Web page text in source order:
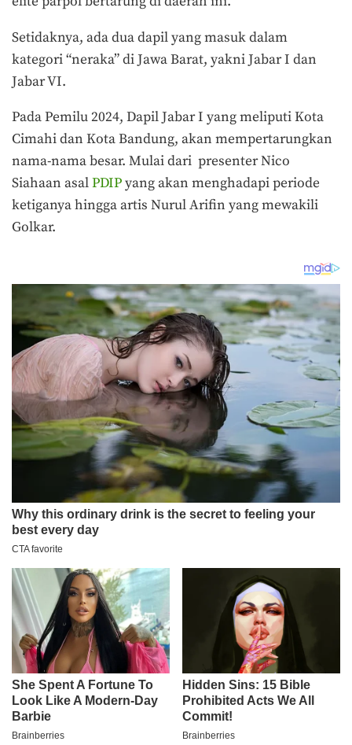
Setidaknya, ada dua dapil yang masuk dalam
kategori “neraka” di Jawa Barat, yakni Jabar I dan
Jabar VI.
Pada Pemilu 2024, Dapil Jabar I yang meliputi Kota
Cimahi dan Kota Bandung, akan mempertarungkan
nama-nama besar. Mulai dari presenter Nico
Siahaan asalPDIPyang akan menghadapi periode
ketiganya hingga artis Nurul Arifin yang mewakili
Golkar.